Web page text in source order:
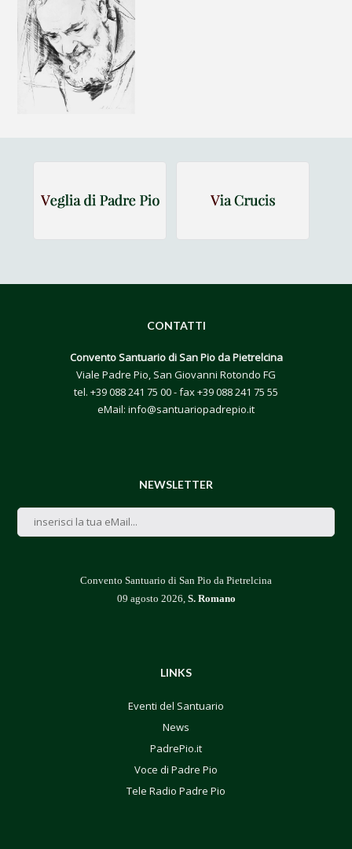
CONTATTI
Convento Santuario di San Pio da Pietrelcina
Viale Padre Pio, San Giovanni Rotondo FG
tel. +39 088 241 75 00- fax +39 088 241 75 55
eMail: info@santuariopadrepio.it
NEWSLETTER
Convento Santuario di San Pio da Pietrelcina
09 agosto 2026, S. Romano
LINKS
Eventi del Santuario
News
PadrePio.it
Voce di Padre Pio
Tele Radio Padre Pio